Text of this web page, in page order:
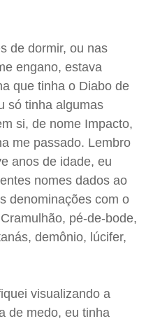
de dormir, ou nas
engano, estava
que tinha o Diabo de
só tinha algumas
si, de nome Impacto,
me passado. Lembro
anos de idade, eu
nomes dados ao
denominações com o
pé-de-bode,
demônio, lúcifer,
visualizando a
de medo, eu tinha